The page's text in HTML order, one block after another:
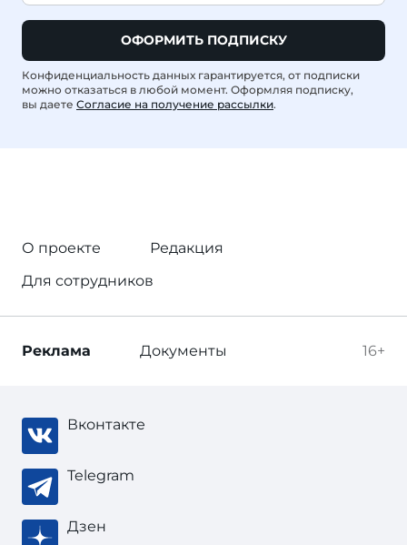
ОФОРМИТЬ ПОДПИСКУ
Конфиденциальность данных гарантируется, от подписки
можно отказаться в любой момент. Оформляя подписку,
вы даете Согласие на получение рассылки.
О проекте
Редакция
Для сотрудников
16+
Реклама Документы
Вконтакте
Telegram
Дзен